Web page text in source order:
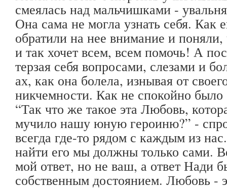
смеялась над мальчишками -
Она сама не могла узнать себя. Как
обратили на нее внимание и поняли,
и так хочет всем, всем помочь! А
терзая себя вопросами, слезами и
ах, как она болела, изнывая от
никчемности. Как не спокойно
“Так что же такое эта Любовь,
мучило нашу юную героиню?” -
всегда где-то рядом с каждым из
найти его мы должны только сами.
мой ответ, но не ваш, а ответ Нади
собственным достоянием. Любовь -